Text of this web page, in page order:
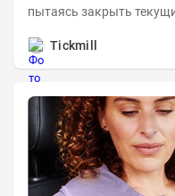
пытаясь закрыть
Tickmill